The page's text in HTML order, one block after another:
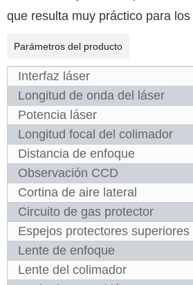
que resulta muy práctico para
Parámetros del producto
Interfaz láser
Longitud de onda del láser
Potencia láser
Longitud focal del colimador
Distancia de enfoque
Observación CCD
Cortina de aire lateral
Circuito de gas protector
Espejos protectores
Lente de enfoque
Lente del colimador